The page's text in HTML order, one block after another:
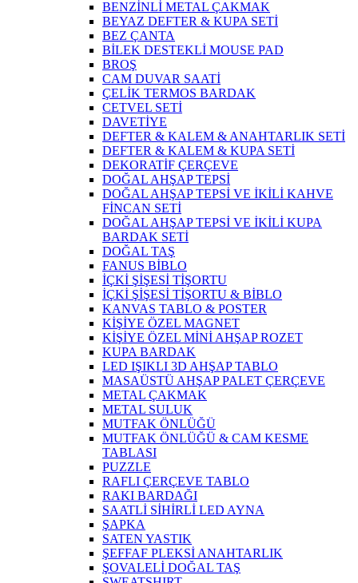
BENZİNLİ METAL ÇAKMAK
BEYAZ DEFTER & KUPA SETİ
BEZ ÇANTA
BİLEK DESTEKLİ MOUSE PAD
BROŞ
CAM DUVAR SAATİ
ÇELİK TERMOS BARDAK
CETVEL SETİ
DAVETİYE
DEFTER & KALEM & ANAHTARLIK SETİ
DEFTER & KALEM & KUPA SETİ
DEKORATİF ÇERÇEVE
DOĞAL AHŞAP TEPSİ
DOĞAL AHŞAP TEPSİ VE İKİLİ KAHVE
FİNCAN SETİ
DOĞAL AHŞAP TEPSİ VE İKİLİ KUPA
BARDAK SETİ
DOĞAL TAŞ
FANUS BİBLO
İÇKİ ŞİŞESİ TİŞORTU
İÇKİ ŞİŞESİ TİŞORTU & BİBLO
KANVAS TABLO & POSTER
KİŞİYE ÖZEL MAGNET
KİŞİYE ÖZEL MİNİ AHŞAP ROZET
KUPA BARDAK
LED IŞIKLI 3D AHŞAP TABLO
MASAÜSTÜ AHŞAP PALET ÇERÇEVE
METAL ÇAKMAK
METAL SULUK
MUTFAK ÖNLÜĞÜ
MUTFAK ÖNLÜĞÜ & CAM KESME
TABLASI
PUZZLE
RAFLI ÇERÇEVE TABLO
RAKI BARDAĞI
SAATLİ SİHİRLİ LED AYNA
ŞAPKA
SATEN YASTIK
ŞEFFAF PLEKSİ ANAHTARLIK
ŞOVALELİ DOĞAL TAŞ